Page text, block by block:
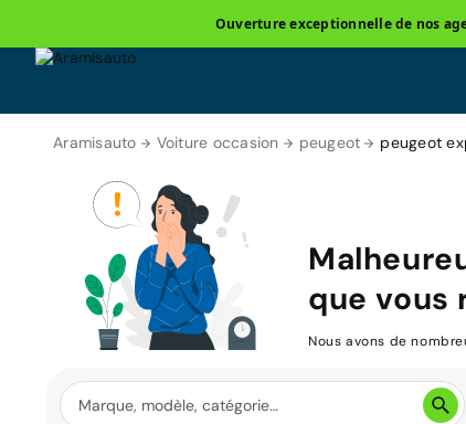
Ouverture exceptionnelle de nos
Aramisauto Voiture occasion peugeot peugeot
que vous
Nous avons de